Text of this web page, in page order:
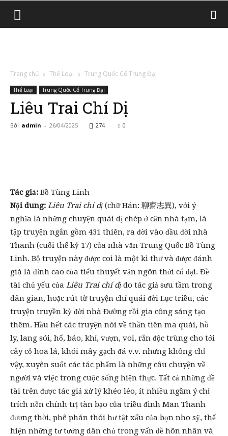
Trang chủ Thể Loại Trung Quốc Cổ Trung Đại
Thể Loại Trung Quốc Cổ Trung Đại
Liêu Trai Chí Dị
Bởi admin - 26/04/2025 274 0
Tác giả: Bồ Tùng Linh
Nội dung: Liêu Trai chí dị (chữ Hán: 聊齋志異), với ý
nghĩa là những chuyện quái dị chép ở căn nhà tạm, là
tập truyện ngắn gồm 431 thiên, ra đời vào đầu đời nhà
Thanh (cuối thế kỷ 17) của nhà văn Trung Quốc Bồ Tùng
Linh. Bộ truyện này được coi là một kì thư và được đánh
giá là đỉnh cao của tiểu thuyết văn ngôn thời cổ đại. Đề
tài chủ yếu của Liêu Trai chí dị do tác giả sưu tầm trong
dân gian, hoặc rút từ truyện chí quái đời Lục triều, các
truyện truyền kỳ đời nhà Đường rồi gia công sáng tạo
thêm. Hầu hết các truyện nói về thần tiên ma quái, hồ
ly, lang sói, hổ, báo, khỉ, vượn, voi, rắn độc trùng cho tới
cây cỏ hoa lá, khói mây gạch đá v.v. nhưng không chỉ
vậy, xuyên suốt các tác phẩm là những câu chuyện về
người và việc trong cuộc sống hiện thực. Tất cả những đề
tài trên được tác giả xử lý khéo léo, ít nhiều ngầm ý chỉ
trích nền chính trị tàn bạo của triều đình Mãn Thanh
đương thời, phê phán thói hư tật xấu của bọn nho sỹ, thể
hiện những tư tưởng dân chủ trong vấn đề hôn nhân và